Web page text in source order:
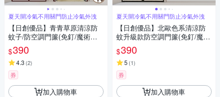
夏天開冷氣不用關門防止冷氣外洩
【日創優品】青青草原清涼防
蚊子/防空調門簾(免釘/魔術貼/
防空調新款門簾/防蚊蟲/冷氣不
外漏門簾)
$390
4.3 (2)
券
加入購物車
夏天開冷氣不用關門防止冷氣外洩
【日創優品】北歐色系清涼防
蚊升級款防空調門簾(免釘/魔術
貼/防空調新款門簾/防蚊蟲/冷氣
不外漏門簾)
$390
5 (1)
券
加入購物車